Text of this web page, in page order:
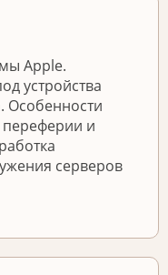
Apple.
устройства
Особенности
переферии и
серверов